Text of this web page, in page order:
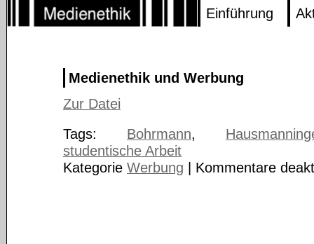
Einführung
Medienethik und Werbung
Zur Datei
Tags: Bohrmann,
studentische Arbeit
Kategorie Werbung Kommentare